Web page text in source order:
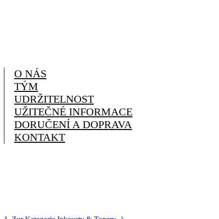
O NÁS
TÝM
UDRŽITELNOST
UŽITEČNÉ INFORMACE
DORUČENÍ A DOPRAVA
KONTAKT